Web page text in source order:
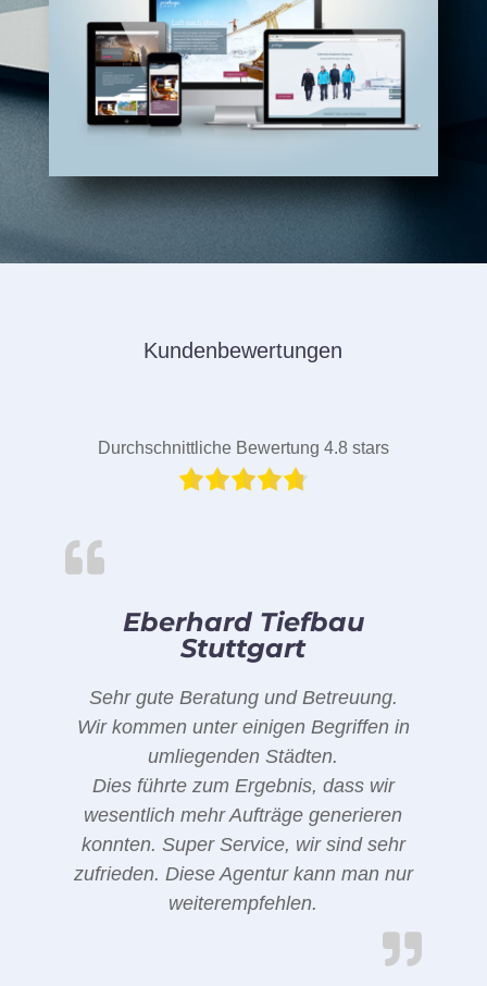
Kundenbewertungen
Durchschnittliche Bewertung 4.8 stars
Eberhard Tiefbau
Stuttgart
Sehr gute Beratung und Betreuung.
Wir kommen unter einigen Begriffen in
umliegenden Städten.
Dies führte zum Ergebnis, dass wir
wesentlich mehr Aufträge generieren
konnten. Super Service, wir sind sehr
zufrieden. Diese Agentur kann man nur
weiterempfehlen.